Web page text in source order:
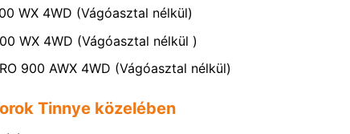
WX 4WD (Vágóasztal nélkül)
WX 4WD (Vágóasztal nélkül )
900 AWX 4WD (Vágóasztal nélkül)
Tinnye közelében